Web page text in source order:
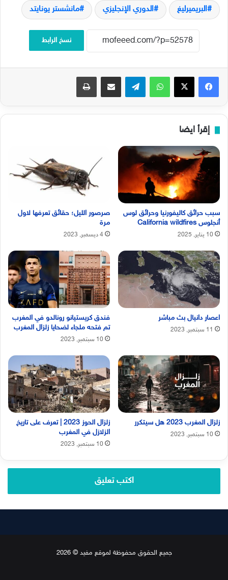
البريميرليغ الدوري الإنجليزي مانشستر يونايتد
نسخ الرابط
فيسبوك‫X واتساب تيلقرام مشاركة عبر البريد طباعة
إقرأ ايضا
سبب حرائق كاليفورنيا وحرائق لوس
أنجلوس California wildfires
10 يناير, 2025
صرصور الليل؛ حقائق تعرفها لاول
مرة
4 ديسمبر, 2023
اعصار دانيال بث مباشر
11 سبتمبر, 2023
فندق كريستيانو رونالدو في المغرب
تم فتحه ملجاء لضحايا زلزال المغرب
10 سبتمبر, 2023
زلزال المغرب 2023 هل سيتكرر
10 سبتمبر, 2023
زلزال الحوز 2023 | تعرف على تاريخ
الزلازل في المغرب
10 سبتمبر, 2023
اكتب تعليق
جميع الحقوق محفوظة لموقع مفيد © 2026